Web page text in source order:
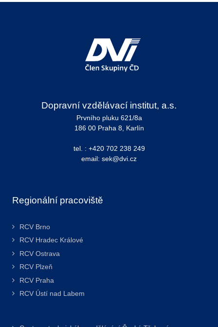
Dopravní vzdělávací institut, a.s.
Prvního pluku 621/8a
186 00 Praha 8, Karlín
tel. : +420 702 238 249
email: sek@dvi.cz
Regionální pracoviště
RCV Brno
RCV Hradec Králové
RCV Ostrava
RCV Plzeň
RCV Praha
RCV Ústí nad Labem